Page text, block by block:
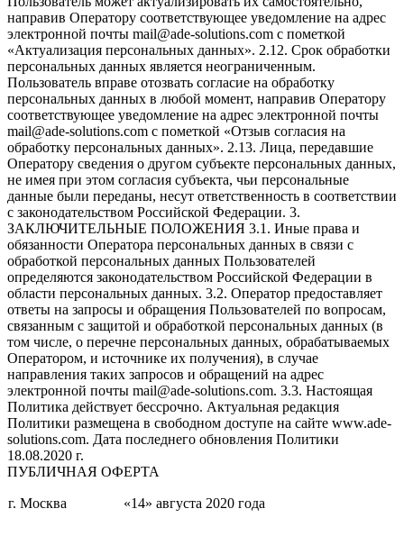
направив Оператору соответствующее уведомление на адрес
электронной почты mail@ade-solutions.com с пометкой
«Актуализация персональных данных». 2.12. Срок обработки
персональных данных является неограниченным.
Пользователь вправе отозвать согласие на обработку
персональных данных в любой момент, направив Оператору
соответствующее уведомление на адрес электронной почты
mail@ade-solutions.com с пометкой «Отзыв согласия на
обработку персональных данных». 2.13. Лица, передавшие
Оператору сведения о другом субъекте персональных данных,
не имея при этом согласия субъекта, чьи персональные
данные были переданы, несут ответственность в соответствии
с законодательством Российской Федерации. 3.
ЗАКЛЮЧИТЕЛЬНЫЕ ПОЛОЖЕНИЯ 3.1. Иные права и
обязанности Оператора персональных данных в связи с
обработкой персональных данных Пользователей
определяются законодательством Российской Федерации в
области персональных данных. 3.2. Оператор предоставляет
ответы на запросы и обращения Пользователей по вопросам,
связанным с защитой и обработкой персональных данных (в
том числе, о перечне персональных данных, обрабатываемых
Оператором, и источнике их получения), в случае
направления таких запросов и обращений на адрес
электронной почты mail@ade-solutions.com. 3.3. Настоящая
Политика действует бессрочно. Актуальная редакция
Политики размещена в свободном доступе на сайте www.ade-
solutions.com. Дата последнего обновления Политики
18.08.2020 г.
ПУБЛИЧНАЯ ОФЕРТА
г. Москва «14» августа 2020 года